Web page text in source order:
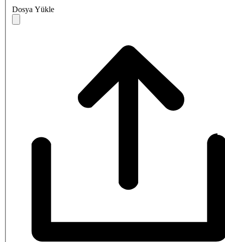
Dosya Yükle